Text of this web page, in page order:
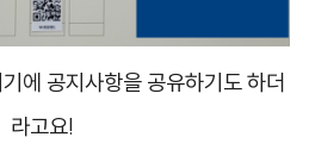
에 공지사항을 공유하기도 하더
라고요!